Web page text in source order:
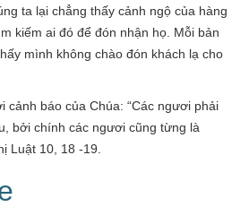
ta lại chẳng thấy cảnh ngộ của hàng
kiếm ai đó để đón nhận họ. Mỗi bản
mình không chào đón khách lạ cho
cảnh báo của Chúa: “Các ngươi phải
bởi chính các ngươi cũng từng là
Luật 10, 18 -19.